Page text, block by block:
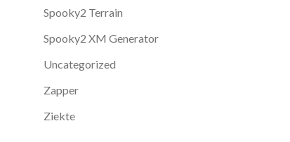
Spooky2 Terrain
Spooky2 XM Generator
Uncategorized
Zapper
Ziekte